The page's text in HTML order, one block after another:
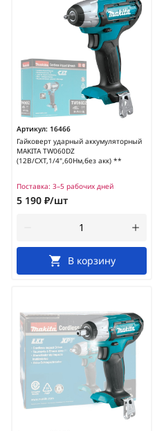
Артикул: 16466
Гайковерт ударный аккумуляторный
MAKITA TW060DZ
(12В/CXT,1/4",60Нм,без акк) **
Поставка: 3–5 рабочих дней
5 190 ₽/шт
В корзину